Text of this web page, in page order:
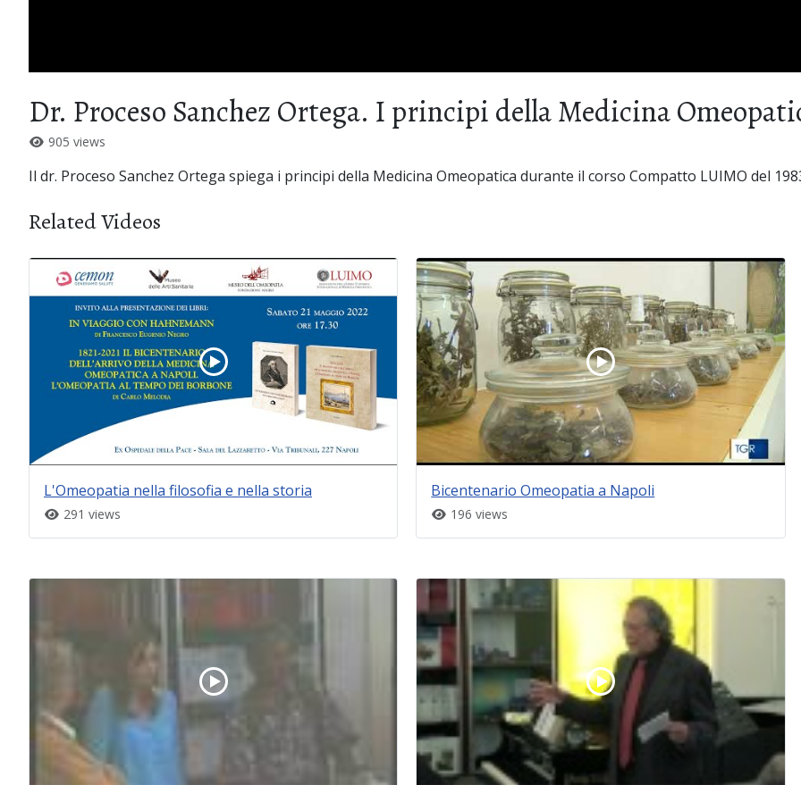
Dr. Proceso Sanchez Ortega. I principi della Medicina
905 views
Il dr. Proceso Sanchez Ortega spiega i principi della Medicina Omeopatica durante il corso Compatto LUIMO del
Related Videos
L'Omeopatia nella filosofia e nella storia
291 views
Bicentenario Omeopatia a Napoli
196 views